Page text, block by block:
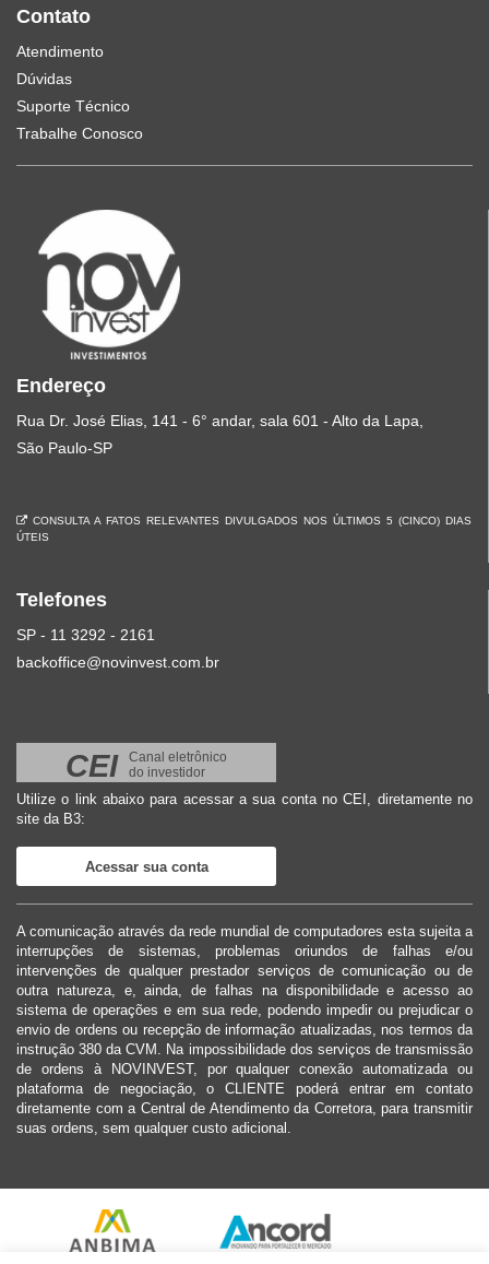
Contato
Atendimento
Dúvidas
Suporte Técnico
Trabalhe Conosco
Endereço
Rua Dr. José Elias, 141 - 6° andar, sala 601 - Alto da Lapa,
São Paulo-SP
CONSULTA A FATOS RELEVANTES DIVULGADOS NOS ÚLTIMOS 5 (CINCO) DIAS
ÚTEIS
Telefones
SP - 11 3292 - 2161
backoffice@novinvest.com.br
CEI
Canal eletrônico
do investidor
Utilize o link abaixo para acessar a sua conta no CEI, diretamente no
site da B3:
Acessar sua conta
A comunicação através da rede mundial de computadores esta sujeita a
interrupções de sistemas, problemas oriundos de falhas e/ou
intervenções de qualquer prestador serviços de comunicação ou de
outra natureza, e, ainda, de falhas na disponibilidade e acesso ao
sistema de operações e em sua rede, podendo impedir ou prejudicar o
envio de ordens ou recepção de informação atualizadas, nos termos da
instrução 380 da CVM. Na impossibilidade dos serviços de transmissão
de ordens à NOVINVEST, por qualquer conexão automatizada ou
plataforma de negociação, o CLIENTE poderá entrar em contato
diretamente com a Central de Atendimento da Corretora, para transmitir
suas ordens, sem qualquer custo adicional.